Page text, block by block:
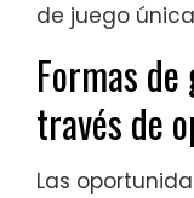
de juego
Formas
través de
Las